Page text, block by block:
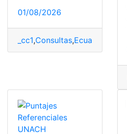
01/08/2026
_cc1,Consultas,Ecuador